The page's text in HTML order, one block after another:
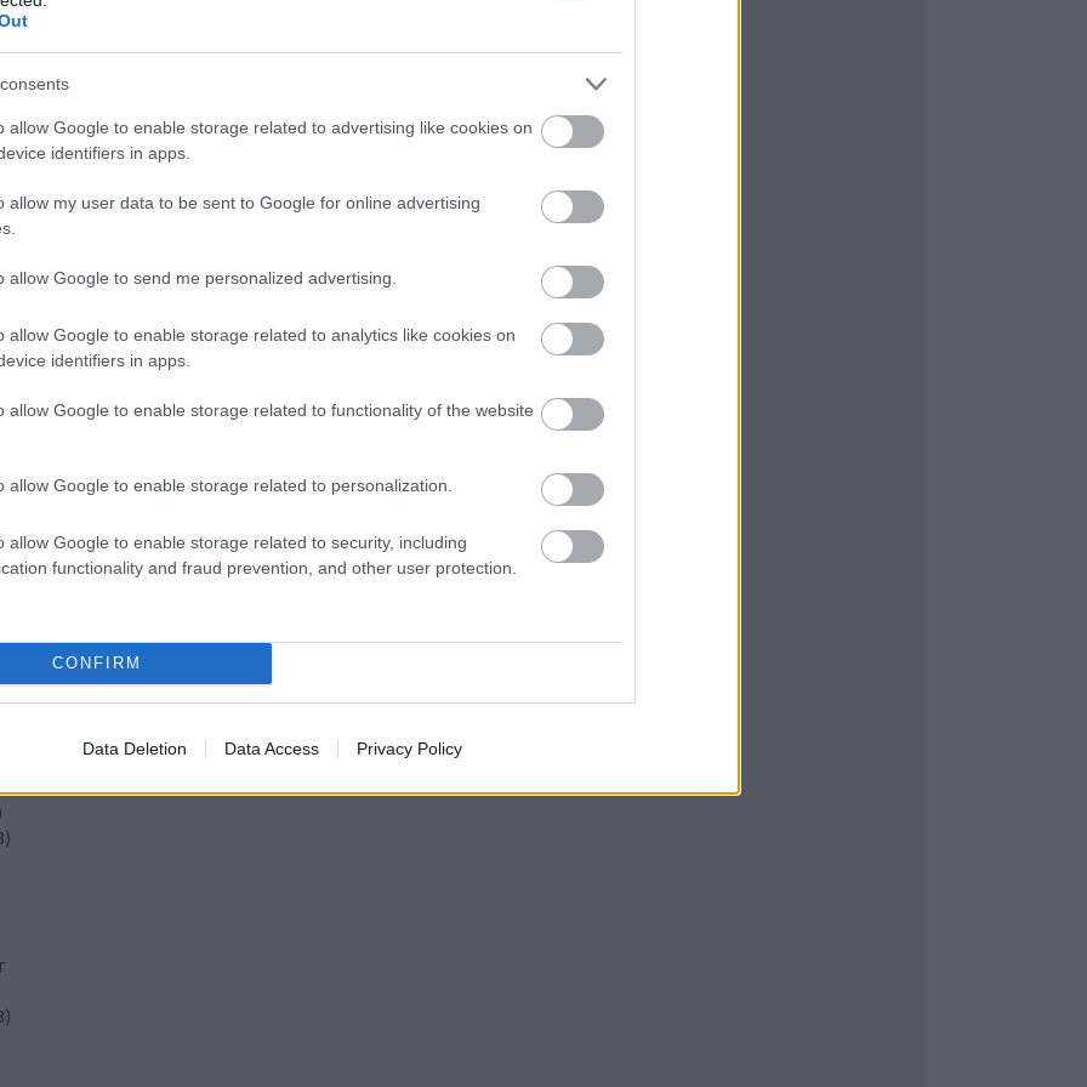
allow Google to enable storage related to advertising like cookies on
identifiers in apps.
allow my user data to be sent to Google for online advertising
allow Google to send me personalized advertising.
allow Google to enable storage related to analytics like cookies on
identifiers in apps.
allow Google to enable storage related to functionality of the website
allow Google to enable storage related to personalization.
allow Google to enable storage related to security, including
functionality and fraud prevention, and other user protection.
CONFIRM
Data Deletion Data Access Privacy Policy
)
)